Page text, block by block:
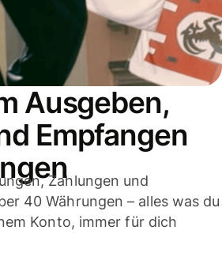
Ausgeben,
Empfangen
Zahlungen und
40 Währungen – alles was du
Konto, immer für dich